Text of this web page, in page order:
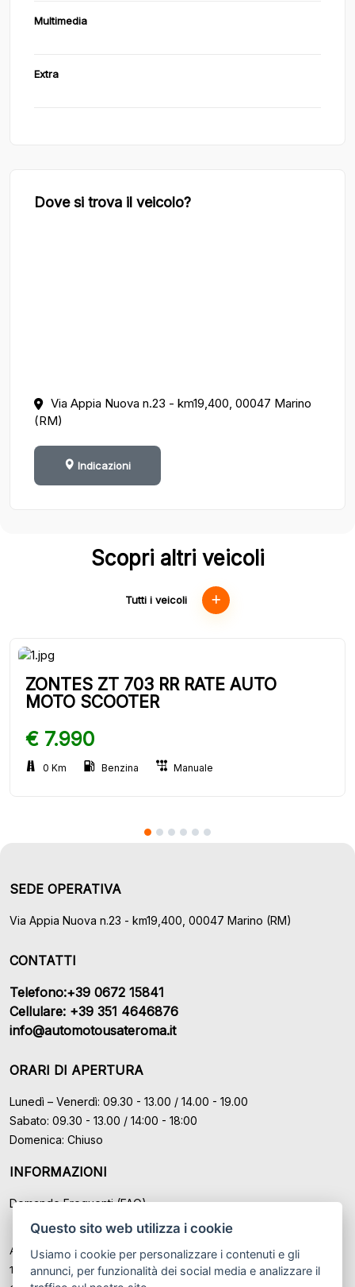
Questo sito web utilizza i cookie
Usiamo i cookie per personalizzare i contenuti e gli
annunci, per funzionalità dei social media e analizzare il
Multimedia
Extra
Dove si trova il veicolo?
Via Appia Nuova n.23 - km19,400, 00047 Marino
(RM)
Indicazioni
Scopri altri veicoli
Tutti i veicoli
ZONTES ZT 703 RR RATE AUTO
MOTO SCOOTER
€ 7.990
0 Km Benzina Manuale
SEDE OPERATIVA
Via Appia Nuova n.23 - km19,400, 00047 Marino (RM)
CONTATTI
Telefono:+39 0672 15841
Cellulare: +39 351 4646876
info@automotousateroma.it
ORARI DI APERTURA
Lunedì – Venerdì: 09.30 - 13.00 / 14.00 - 19.00
Sabato: 09.30 - 13.00 / 14:00 - 18:00
Domenica: Chiuso
INFORMAZIONI
Domande Frequenti (FAQ)
Auto Moto Usate Roma Srl sede di Marino - Roma, P.IVA: IT
12489131008